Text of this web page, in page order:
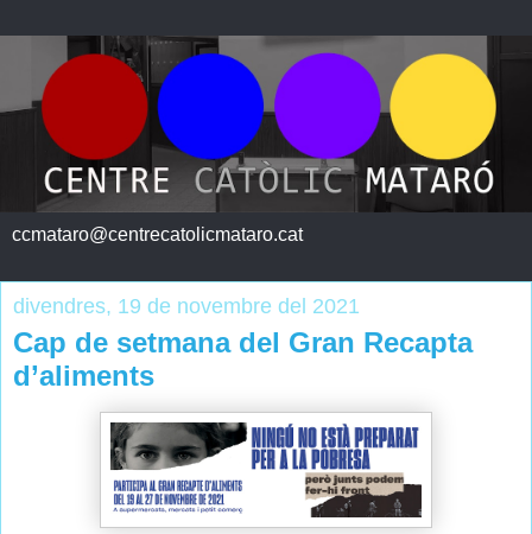
ccmataro@centrecatolicmataro.cat
divendres, 19 de novembre del 2021
Cap de setmana del Gran Recapta
d’aliments